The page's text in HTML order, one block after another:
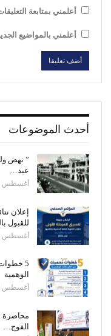
أعلمني بمتابعة
أعلمني بالمواضيع
أحدث الموضوعات
” نهض
عبد…
أغسطس 9, 2026
إعلان
للقبول
أغسطس 9, 2026
5
الوهمية
أغسطس 9, 2026
محاضرة
الفوج…